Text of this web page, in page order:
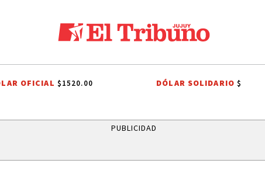
LOS ALISOS DIEGO CHACÓN PRIMERA NACIONAL LIGA
OFICIAL $1520.00 DÓLAR SOLIDARIO$
PUBLICIDAD